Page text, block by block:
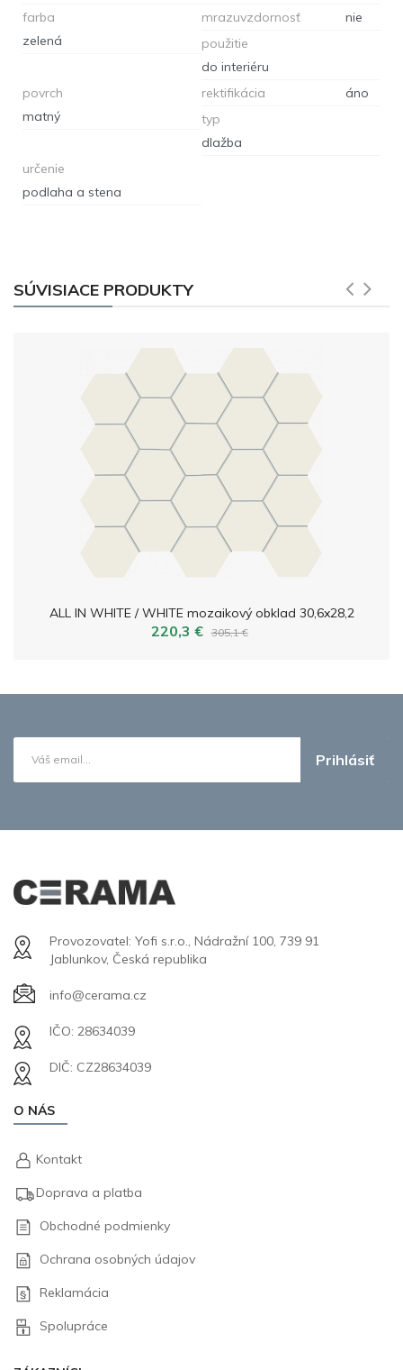
farba
zelená
mrazuvzdornosť
nie
použitie
do interiéru
povrch
matný
rektifikácia
áno
typ
dlažba
určenie
podlaha a stena
SÚVISIACE PRODUKTY
ALL IN WHITE / WHITE mozaikový obklad 30,6x28,2
220,3 € 305,1 €
Prihlásiť
Provozovatel: Yofi s.r.o., Nádražní 100, 739 91
Jablunkov, Česká republika
info@cerama.cz
IČO: 28634039
DIČ: CZ28634039
O NÁS
Kontakt
Doprava a platba
Obchodné podmienky
Ochrana osobných údajov
Reklamácia
Spolupráce